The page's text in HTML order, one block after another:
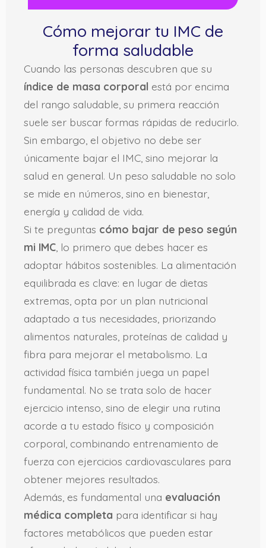
Cómo mejorar tu IMC de
forma saludable
Cuando las personas descubren que su
índice de masa corporal está por encima
del rango saludable, su primera reacción
suele ser buscar formas rápidas de reducirlo.
Sin embargo, el objetivo no debe ser
únicamente bajar el IMC, sino mejorar la
salud en general. Un peso saludable no solo
se mide en números, sino en bienestar,
energía y calidad de vida.
Si te preguntas cómo bajar de peso según
mi IMC, lo primero que debes hacer es
adoptar hábitos sostenibles. La alimentación
equilibrada es clave: en lugar de dietas
extremas, opta por un plan nutricional
adaptado a tus necesidades, priorizando
alimentos naturales, proteínas de calidad y
fibra para mejorar el metabolismo. La
actividad física también juega un papel
fundamental. No se trata solo de hacer
ejercicio intenso, sino de elegir una rutina
acorde a tu estado físico y composición
corporal, combinando entrenamiento de
fuerza con ejercicios cardiovasculares para
obtener mejores resultados.
Además, es fundamental una evaluación
médica completa para identificar si hay
factores metabólicos que pueden estar